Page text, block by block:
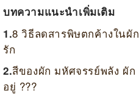
บทความแนะนำเพิ่มเติม
1.8 วิธีลดสารพิษตกค้างใน
รัก
2.สีของผัก มหัศจรรย์พลัง ผั
อยู่ ???